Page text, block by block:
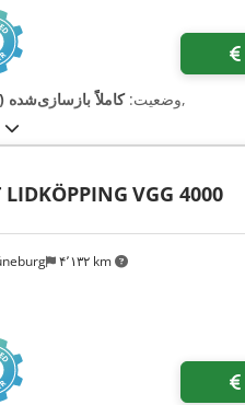
وضعیت:کاملاً بازسازی‌شده ,
۴٬۱۳۲ km
LIDKÖPPING VGG 4000